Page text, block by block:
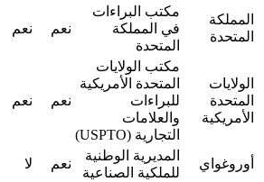
المملكة
المتحدة
مكتب البراءات
في المملكة
المتحدة
نعم نعم
الولايات
المتحدة
الأمريكية
مكتب الولايات
المتحدة الأمريكية
للبراءات
والعلامات
التجارية (USPTO)
نعم نعم
أوروغواي
المديرية الوطنية
للملكية الصناعية
نعم لا